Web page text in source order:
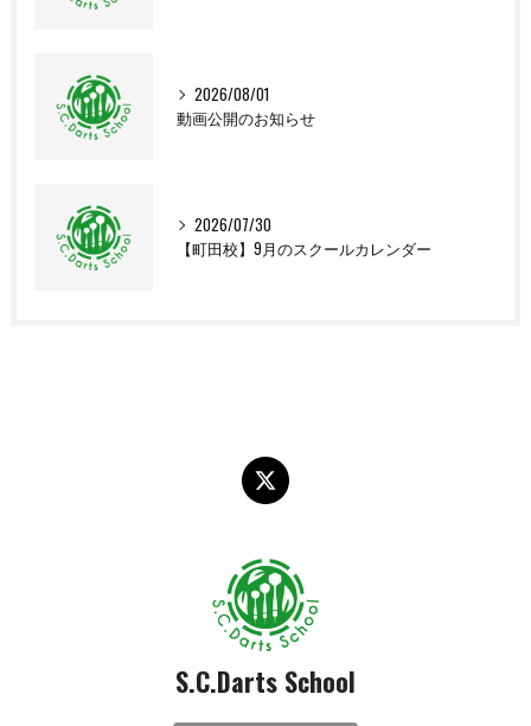
2026/08/01
動画公開のお知らせ
2026/07/30
【町田校】9月のスクールカレンダー
S.C.Darts School